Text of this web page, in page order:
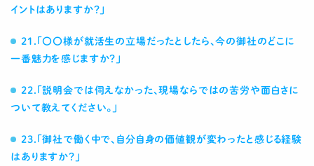
イントはありますか？」
21.「〇〇様が就活生の立場だったとしたら、今の御社のどこに
一番魅力を感じますか？」
22.「説明会では伺えなかった、現場ならではの苦労や面白さに
ついて教えてください。」
23.「御社で働く中で、自分自身の価値観が変わったと感じる経験
はありますか？」